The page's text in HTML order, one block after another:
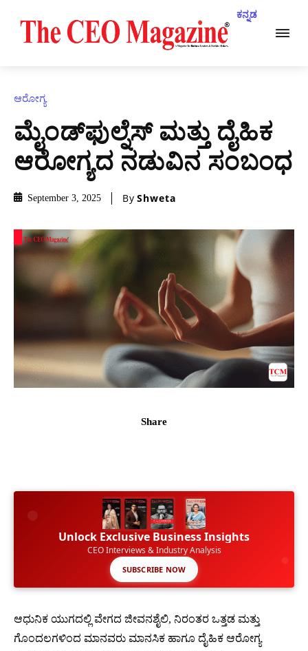
ಕನ್ನಡ
ಆರೋಗ್ಯ
ಮೈಂಡ್‍ಫುಲ್ನೆಸ್ ಮತ್ತು ದೈಹಿಕ
ಆರೋಗ್ಯದ ನಡುವಿನ ಸಂಬಂಧ
September 3, 2025 By Shweta
Share
Unlock Exclusive Business Insights
CEO Interviews & Industry Analysis
SUBSCRIBE NOW
ಆಧುನಿಕ ಯುಗದಲ್ಲಿ ವೇಗದ ಜೀವನಶೈಲಿ, ನಿರಂತರ ಒತ್ತಡ ಮತ್ತು
ಗೊಂದಲಗಳಿಂದ ಮಾನವರು ಮಾನಸಿಕ ಹಾಗೂ ದೈಹಿಕ ಆರೋಗ್ಯ